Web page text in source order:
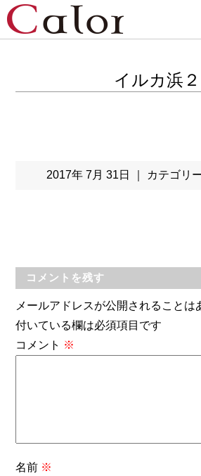
イルカ浜２
2017年 7月 31日 ｜ カテゴリ
コメントを残す
メールアドレスが公開されることは
付いている欄は必須項目です
コメント ※
名前 ※